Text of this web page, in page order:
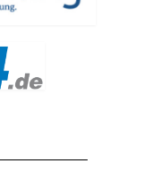
25